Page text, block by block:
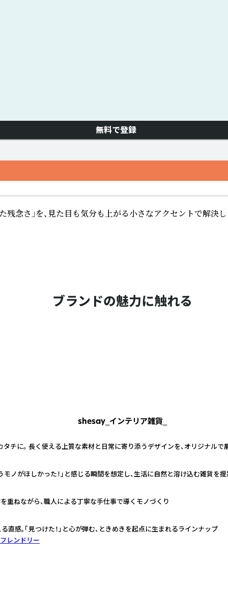
無料で登録
」を、見た目も気分も上がる小さなアクセントで解決
ブランドの魅力に触れる
shesay‗インテリア雑貨‗
チに。 長く使える上質な素材と日常に寄り添うデザインを、オリジナルで
モノがほしかった！」と感じる瞬間を想定し、生活に自然と溶け込む雑貨を
重ねながら、職人による丁寧な手仕事で導くモノづくり
直感。「見つけた！」と心が弾む、ときめきを起点に生まれるラインナップ
レンドリー